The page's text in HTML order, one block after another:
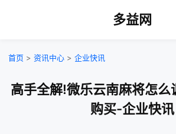
多益网
首页 > 资讯中心 > 企业快讯
高手全解!微乐云南麻将怎么
购买-企业快讯